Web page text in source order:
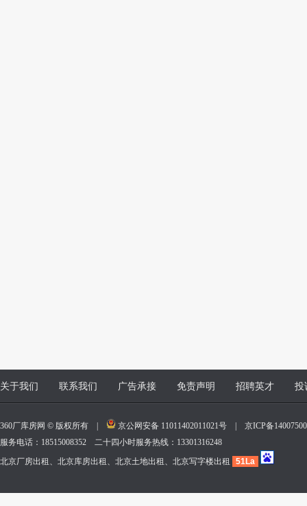
关于我们 联系我们 广告承接 免责声明 招聘英才 投
360厂库房网 © 版权所有 | 京公网安备 11011402011021号
京ICP备
服务电话：18515008352 二十四小时服务热线：13301316248
北京厂房出租、北京库房出租、北京土地出租、北京写字楼出租
51La